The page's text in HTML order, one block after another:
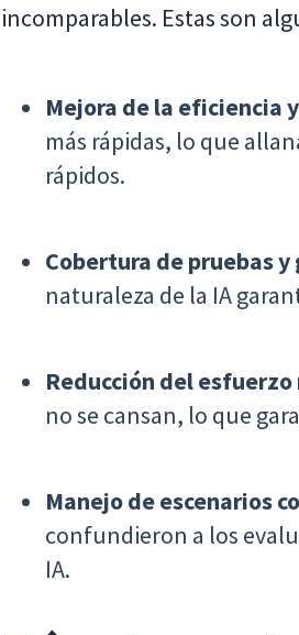
incomparables. Estas son
Mejora de la eficiencia
más rápidas, lo que
rápidos.
Cobertura de pruebas
naturaleza de la IA
Reducción del
no se cansan, lo que
Manejo de escenarios
confundieron a los
IA.